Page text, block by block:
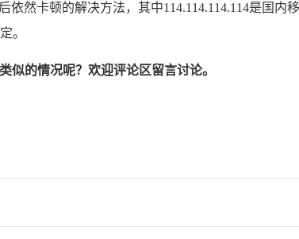
依然卡顿的解决方法，其中114.114.114.114是国内
。
似的情况呢？欢迎评论区留言讨论。